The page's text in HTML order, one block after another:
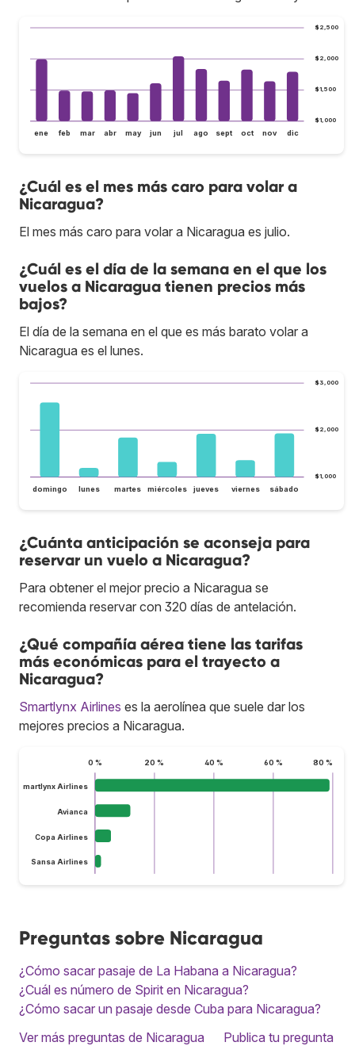
$1,000
$1,500
$2,000
$2,500
ene feb mar abr may jun jul ago sept oct nov dic
¿Cuál es el mes más caro para volar a
Nicaragua?
El mes más caro para volar a Nicaragua es julio.
¿Cuál es el día de la semana en el que los
vuelos a Nicaragua tienen precios más
bajos?
El día de la semana en el que es más barato volar a
Nicaragua es el lunes.
$1,000
$2,000
$3,000
domingo lunes martes miércoles jueves viernes sábado
¿Cuánta anticipación se aconseja para
reservar un vuelo a Nicaragua?
Para obtener el mejor precio a Nicaragua se
recomienda reservar con 320 días de antelación.
¿Qué compañía aérea tiene las tarifas
más económicas para el trayecto a
Nicaragua?
Smartlynx Airlines es la aerolínea que suele dar los
mejores precios a Nicaragua.
0 % 20 % 40 % 60 % 80 %
Smartlynx Airlines
Avianca
Copa Airlines
Sansa Airlines
Preguntas sobre Nicaragua
¿Cómo sacar pasaje de La Habana a Nicaragua?
¿Cuál es número de Spirit en Nicaragua?
¿Cómo sacar un pasaje desde Cuba para Nicaragua?
Ver más preguntas de Nicaragua
Publica tu pregunta